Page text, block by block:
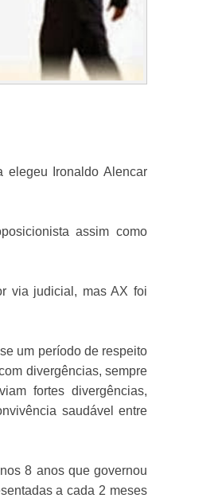
elegeu Ironaldo Alencar
assim como
via judicial, mas AX foi
um período de respeito
divergências, sempre
fortes divergências,
saudável entre
8 anos que governou
a cada 2 meses